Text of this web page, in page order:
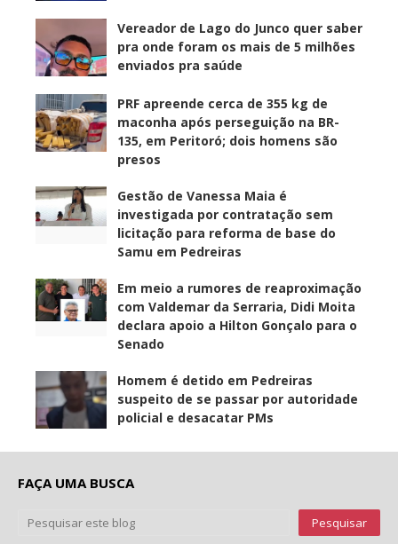
Vereador de Lago do Junco quer saber
pra onde foram os mais de 5 milhões
enviados pra saúde
PRF apreende cerca de 355 kg de
maconha após perseguição na BR-
135, em Peritoró; dois homens são
presos
Gestão de Vanessa Maia é
investigada por contratação sem
licitação para reforma de base do
Samu em Pedreiras
Em meio a rumores de reaproximação
com Valdemar da Serraria, Didi Moita
declara apoio a Hilton Gonçalo para o
Senado
Homem é detido em Pedreiras
suspeito de se passar por autoridade
policial e desacatar PMs
FAÇA UMA BUSCA